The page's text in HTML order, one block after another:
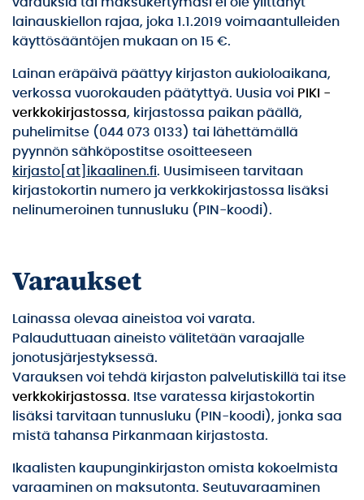
lainauskiellon rajaa, joka 1.1.2019 voimaantulleiden
käyttösääntöjen mukaan on 15 €.
Lainan eräpäivä päättyy kirjaston aukioloaikana,
verkossa vuorokauden päätyttyä. Uusia voi PIKI -
verkkokirjastossa, kirjastossa paikan päällä,
puhelimitse (044 073 0133) tai lähettämällä
pyynnön sähköpostitse osoitteeseen
kirjasto[at]ikaalinen.fi. Uusimiseen tarvitaan
kirjastokortin numero ja verkkokirjastossa lisäksi
nelinumeroinen tunnusluku (PIN-koodi).
Varaukset
Lainassa olevaa aineistoa voi varata.
Palauduttuaan aineisto välitetään varaajalle
jonotusjärjestyksessä.
Varauksen voi tehdä kirjaston palvelutiskillä tai itse
verkkokirjastossa. Itse varatessa kirjastokortin
lisäksi tarvitaan tunnusluku (PIN-koodi), jonka saa
mistä tahansa Pirkanmaan kirjastosta.
Ikaalisten kaupunginkirjaston omista kokoelmista
varaaminen on maksutonta. Seutuvaraaminen